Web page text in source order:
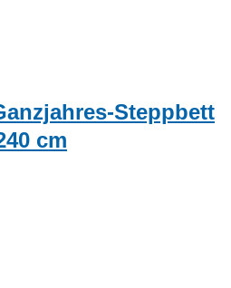
Steppbett
cm